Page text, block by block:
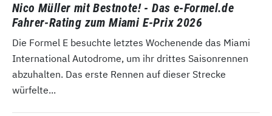
Nico Müller mit Bestnote! - Das e-Formel.de
Fahrer-Rating zum Miami E-Prix 2026
Die Formel E besuchte letztes Wochenende das Miami
International Autodrome, um ihr drittes Saisonrennen
abzuhalten. Das erste Rennen auf dieser Strecke
würfelte...